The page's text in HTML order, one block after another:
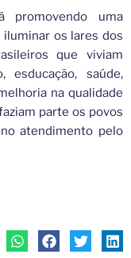
promovendo uma
os lares dos
que viviam
esducação, saúde,
na qualidade
parte os povos
atendimento pelo